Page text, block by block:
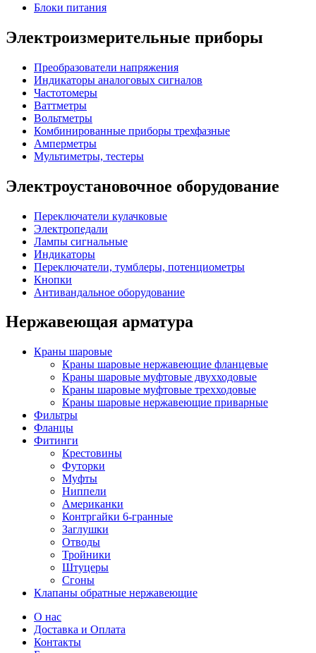
Блоки питания
Электроизмерительные приборы
Преобразователи напряжения
Индикаторы аналоговых сигналов
Частотомеры
Ваттметры
Вольтметры
Комбинированные приборы трехфазные
Амперметры
Мультиметры, тестеры
Электроустановочное оборудование
Переключатели кулачковые
Электропедали
Лампы сигнальные
Индикаторы
Переключатели, тумблеры, потенциометры
Кнопки
Антивандальное оборудование
Нержавеющая арматура
Краны шаровые
Краны шаровые нержавеющие фланцевые
Краны шаровые муфтовые двухходовые
Краны шаровые муфтовые трехходовые
Краны шаровые нержавеющие приварные
Фильтры
Фланцы
Фитинги
Крестовины
Футорки
Муфты
Ниппели
Американки
Контргайки 6-гранные
Заглушки
Отводы
Тройники
Штуцеры
Сгоны
Клапаны обратные нержавеющие
О нас
Доставка и Оплата
Контакты